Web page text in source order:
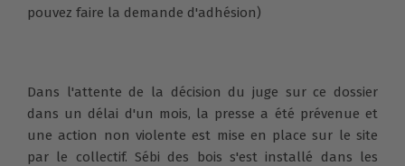
pouvez faire la demande d'adhésion)
Dans l'attente de la décision du juge sur ce dossier
dans un délai d'un mois, la presse a été prévenue et
une action non violente est mise en place sur le site
par le collectif. Sébi des bois s'est installé dans les